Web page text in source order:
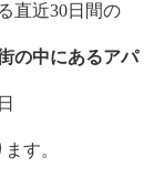
直近30日間の
の中にあるアパ
す。